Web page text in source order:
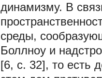
динамизму. В
среды,
Боллноу и
[6, c. 32], то есть